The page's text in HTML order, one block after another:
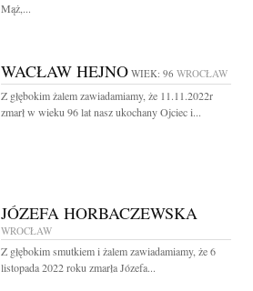
Mąż,...
WACŁAW HEJNO WIEK: 96 WROCŁAW
Z głębokim żalem zawiadamiamy, że 11.11.2022r
zmarł w wieku 96 lat nasz ukochany Ojciec i...
JÓZEFA HORBACZEWSKA
WROCŁAW
Z głębokim smutkiem i żalem zawiadamiamy, że 6
listopada 2022 roku zmarła Józefa...